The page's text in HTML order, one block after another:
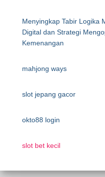
Menyingkap Tabir Logika
Digital dan Strategi
Kemenangan
mahjong ways
slot jepang gacor
okto88 login
slot bet kecil